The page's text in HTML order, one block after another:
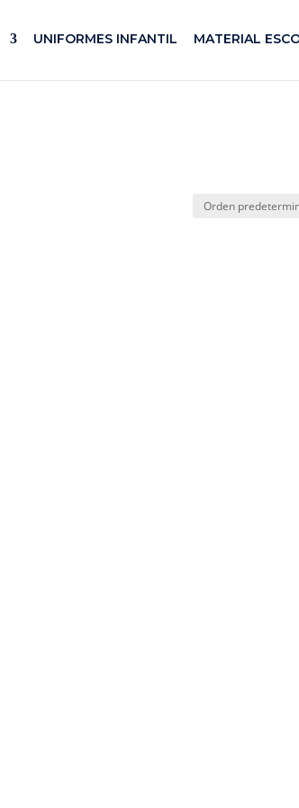
UNIFORMES INFANTIL MATERIAL